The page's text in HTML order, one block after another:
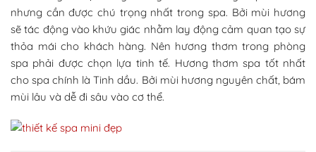
nhưng cần được chú trọng nhất trong spa. Bởi mùi hương
sẽ tác động vào khứu giác nhằm lay động cảm quan tạo sự
thỏa mái cho khách hàng. Nên hương thơm trong phòng
spa phải được chọn lựa tinh tế. Hương thơm spa tốt nhất
cho spa chính là Tinh dầu. Bởi mùi hương nguyên chất, bám
mùi lâu và dễ đi sâu vào cơ thể.